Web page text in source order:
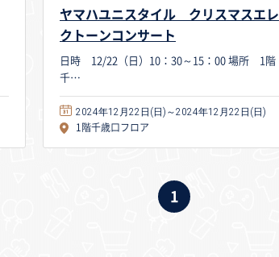
ヤマハユニスタイル クリスマスエレ
クトーンコンサート
日時 12/22（日）10：30～15：00 場所 1階
千…
2024年12月22日(日)～2024年12月22日(日)
1階千歳口フロア
1